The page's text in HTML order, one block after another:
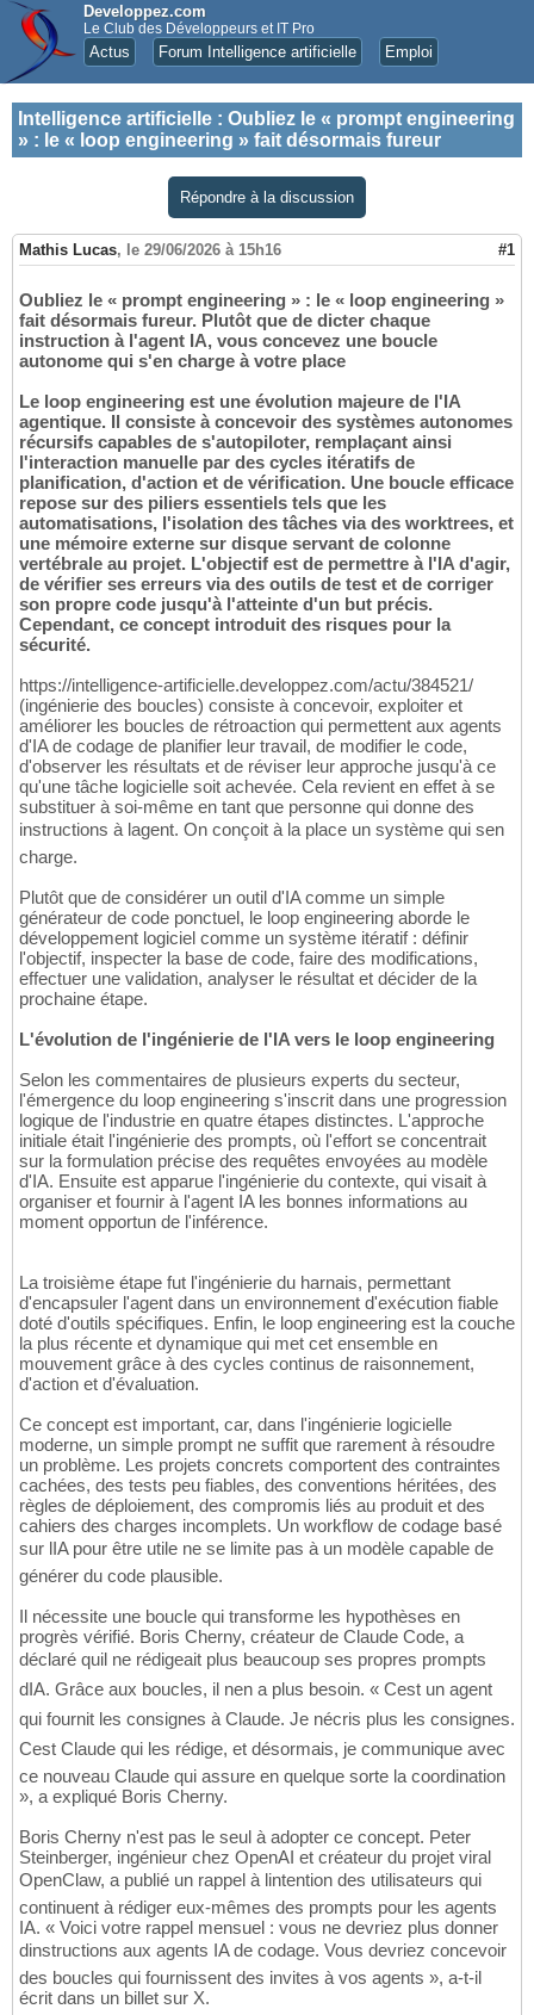
Developpez.com
Le Club des Développeurs et IT Pro
Actus Forum Intelligence artificielle Emploi
Intelligence artificielle : Oubliez le « prompt engineering
» : le « loop engineering » fait désormais fureur
Répondre à la discussion
Mathis Lucas, le 29/06/2026 à 15h16 #1
Oubliez le « prompt engineering » : le « loop engineering »
fait désormais fureur. Plutôt que de dicter chaque
instruction à l'agent IA, vous concevez une boucle
autonome qui s'en charge à votre place
Le loop engineering est une évolution majeure de l'IA
agentique. Il consiste à concevoir des systèmes autonomes
récursifs capables de s'autopiloter, remplaçant ainsi
l'interaction manuelle par des cycles itératifs de
planification, d'action et de vérification. Une boucle efficace
repose sur des piliers essentiels tels que les
automatisations, l'isolation des tâches via des worktrees, et
une mémoire externe sur disque servant de colonne
vertébrale au projet. L'objectif est de permettre à l'IA d'agir,
de vérifier ses erreurs via des outils de test et de corriger
son propre code jusqu'à l'atteinte d'un but précis.
Cependant, ce concept introduit des risques pour la
sécurité.
https://intelligence-artificielle.developpez.com/actu/384521/
(ingénierie des boucles) consiste à concevoir, exploiter et
améliorer les boucles de rétroaction qui permettent aux agents
d'IA de codage de planifier leur travail, de modifier le code,
d'observer les résultats et de réviser leur approche jusqu'à ce
qu'une tâche logicielle soit achevée. Cela revient en effet à se
substituer à soi-même en tant que personne qui donne des
instructions à lagent. On conçoit à la place un système qui sen
charge.
Plutôt que de considérer un outil d'IA comme un simple
générateur de code ponctuel, le loop engineering aborde le
développement logiciel comme un système itératif : définir
l'objectif, inspecter la base de code, faire des modifications,
effectuer une validation, analyser le résultat et décider de la
prochaine étape.
L'évolution de l'ingénierie de l'IA vers le loop engineering
Selon les commentaires de plusieurs experts du secteur,
l'émergence du loop engineering s'inscrit dans une progression
logique de l'industrie en quatre étapes distinctes. L'approche
initiale était l'ingénierie des prompts, où l'effort se concentrait
sur la formulation précise des requêtes envoyées au modèle
d'IA. Ensuite est apparue l'ingénierie du contexte, qui visait à
organiser et fournir à l'agent IA les bonnes informations au
moment opportun de l'inférence.
La troisième étape fut l'ingénierie du harnais, permettant
d'encapsuler l'agent dans un environnement d'exécution fiable
doté d'outils spécifiques. Enfin, le loop engineering est la couche
la plus récente et dynamique qui met cet ensemble en
mouvement grâce à des cycles continus de raisonnement,
d'action et d'évaluation.
Ce concept est important, car, dans l'ingénierie logicielle
moderne, un simple prompt ne suffit que rarement à résoudre
un problème. Les projets concrets comportent des contraintes
cachées, des tests peu fiables, des conventions héritées, des
règles de déploiement, des compromis liés au produit et des
cahiers des charges incomplets. Un workflow de codage basé
sur lIA pour être utile ne se limite pas à un modèle capable de
générer du code plausible.
Il nécessite une boucle qui transforme les hypothèses en
progrès vérifié. Boris Cherny, créateur de Claude Code, a
déclaré quil ne rédigeait plus beaucoup ses propres prompts
dIA. Grâce aux boucles, il nen a plus besoin. « Cest un agent
qui fournit les consignes à Claude. Je nécris plus les consignes.
Cest Claude qui les rédige, et désormais, je communique avec
ce nouveau Claude qui assure en quelque sorte la coordination
», a expliqué Boris Cherny.
Boris Cherny n'est pas le seul à adopter ce concept. Peter
Steinberger, ingénieur chez OpenAI et créateur du projet viral
OpenClaw, a publié un rappel à lintention des utilisateurs qui
continuent à rédiger eux-mêmes des prompts pour les agents
IA. « Voici votre rappel mensuel : vous ne devriez plus donner
dinstructions aux agents IA de codage. Vous devriez concevoir
des boucles qui fournissent des invites à vos agents », a-t-il
écrit dans un billet sur X.